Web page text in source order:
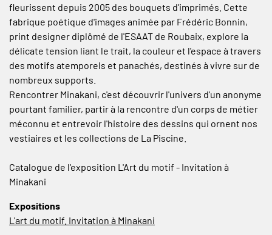
fleurissent depuis 2005 des bouquets d'imprimés. Cette
fabrique poétique d'images animée par Frédéric Bonnin,
print designer diplômé de l'ESAAT de Roubaix, explore la
délicate tension liant le trait, la couleur et l'espace à travers
des motifs atemporels et panachés, destinés à vivre sur de
nombreux supports.
Rencontrer Minakani, c'est découvrir l'univers d'un anonyme
pourtant familier, partir à la rencontre d'un corps de métier
méconnu et entrevoir l'histoire des dessins qui ornent nos
vestiaires et les collections de La Piscine.
Catalogue de l'exposition L'Art du motif - Invitation à
Minakani
Expositions
L'art du motif. Invitation à Minakani